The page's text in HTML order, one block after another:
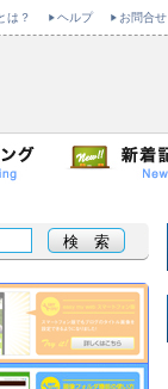
は？ ヘルプ お問合せ